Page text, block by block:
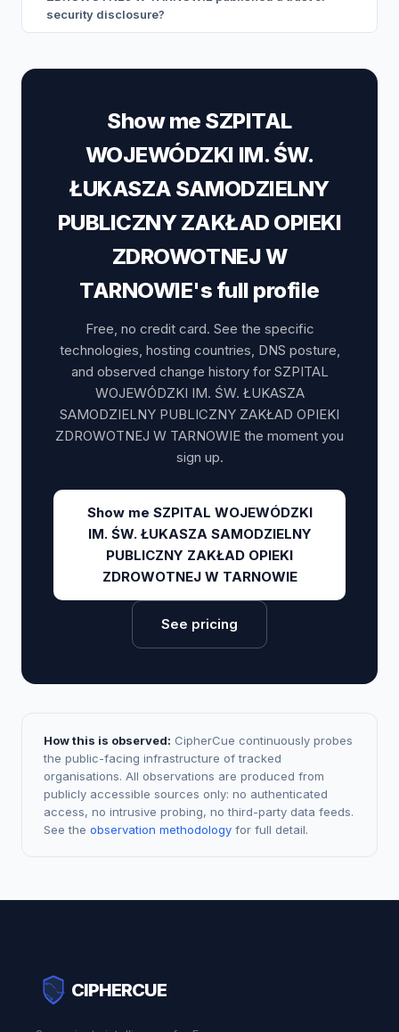
security disclosure?
Show me SZPITAL
WOJEWÓDZKI IM. ŚW.
ŁUKASZA SAMODZIELNY
PUBLICZNY ZAKŁAD OPIEKI
ZDROWOTNEJ W
TARNOWIE's full profile
Free, no credit card. See the specific
technologies, hosting countries, DNS posture,
and observed change history for SZPITAL
WOJEWÓDZKI IM. ŚW. ŁUKASZA
SAMODZIELNY PUBLICZNY ZAKŁAD OPIEKI
ZDROWOTNEJ W TARNOWIE the moment you
sign up.
Show me SZPITAL WOJEWÓDZKI
IM. ŚW. ŁUKASZA SAMODZIELNY
PUBLICZNY ZAKŁAD OPIEKI
ZDROWOTNEJ W TARNOWIE
See pricing
How this is observed: CipherCue continuously probes
the public-facing infrastructure of tracked
organisations. All observations are produced from
publicly accessible sources only: no authenticated
access, no intrusive probing, no third-party data feeds.
See the observation methodology for full detail.
CIPHERCUE